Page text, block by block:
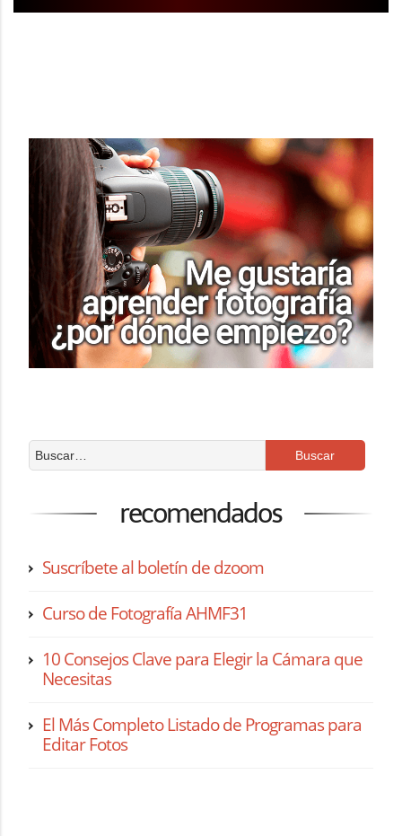
recomendados
Suscríbete al boletín de dzoom
Curso de Fotografía AHMF31
10 Consejos Clave para Elegir la Cámara que
Necesitas
El Más Completo Listado de Programas para
Editar Fotos